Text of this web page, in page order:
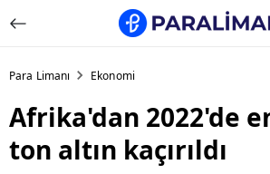
Para Limanı Ekonomi
Afrika'dan 2022'de
ton altın kaçırıldı